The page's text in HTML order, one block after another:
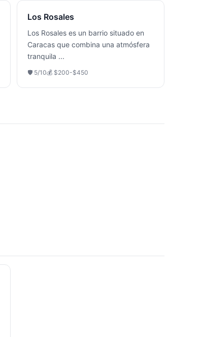
Los Rosales
Los Rosales es un barrio situado en
Caracas que combina una atmósfera
tranquila ...
🛡️ 5/10💰 $200-$450